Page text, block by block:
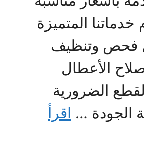
خدماتنا المتميزة
فحص وتنظيف
الأعطال
الضرورية
الجودة … اقرأ